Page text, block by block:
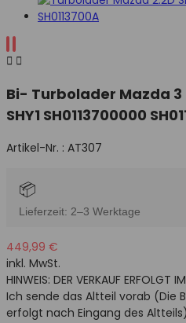
 
Bi- Turbolader Mazda 3
SHY1 SH0113700000
Artikel-Nr. : AT307
📦
Lieferzeit: 2–3 Werktage
449,99 €
inkl. MwSt.
HINWEIS: DER VERKAUF ERFOLGT
Ich sende das Altteil vorab (Die
erfolgt nach Eingang des Altteils)